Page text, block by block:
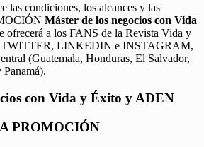
las condiciones, los alcances y las
Máster de los negocios con Vida
ofrecerá a los FANS de la Revista Vida y
LINKEDIN e INSTAGRAM,
(Guatemala, Honduras, El Salvador,
con Vida y Éxito y ADEN
PROMOCIÓN